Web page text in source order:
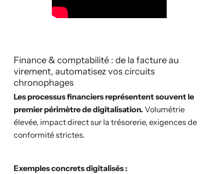
Finance & comptabilité : de la facture au
virement, automatisez vos circuits
chronophages
Les processus financiers représentent souvent le
premier périmètre de digitalisation. Volumétrie
élevée, impact direct sur la trésorerie, exigences de
conformité strictes.
Exemples concrets digitalisés :